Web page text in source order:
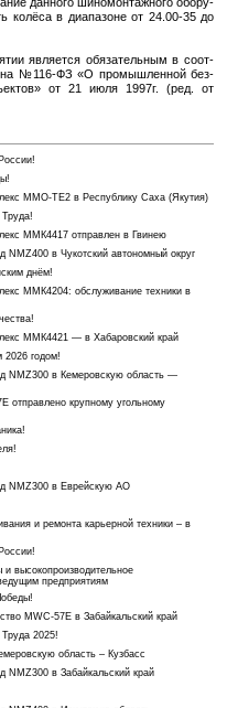
MMO-TE2 в Республику Саха (Якутия)
ММК4417 отправлен в Гвинею
в Чукотский автономный округ
днём!
ММК4204: обслуживание техники в
ММК4421 — в Хабаровский край
годом!
NMZ300 в Кемеровскую область —
отправлено крупному угольному
NMZ300 в Еврейскую АО
и ремонта карьерной техники – в
высокопроизводительное
предприятиям
MWC-57E в Забайкальский край
2025!
область – Кузбасс
NMZ300 в Забайкальский край
ко­лё­са в диа­па­зоне от 24.00-35 до
яв­ля­ет­ся обя­за­тель­ным в со­от­
№116-ФЗ «О про­мыш­лен­ной без­
от 21 июля 1997г. (ред. от